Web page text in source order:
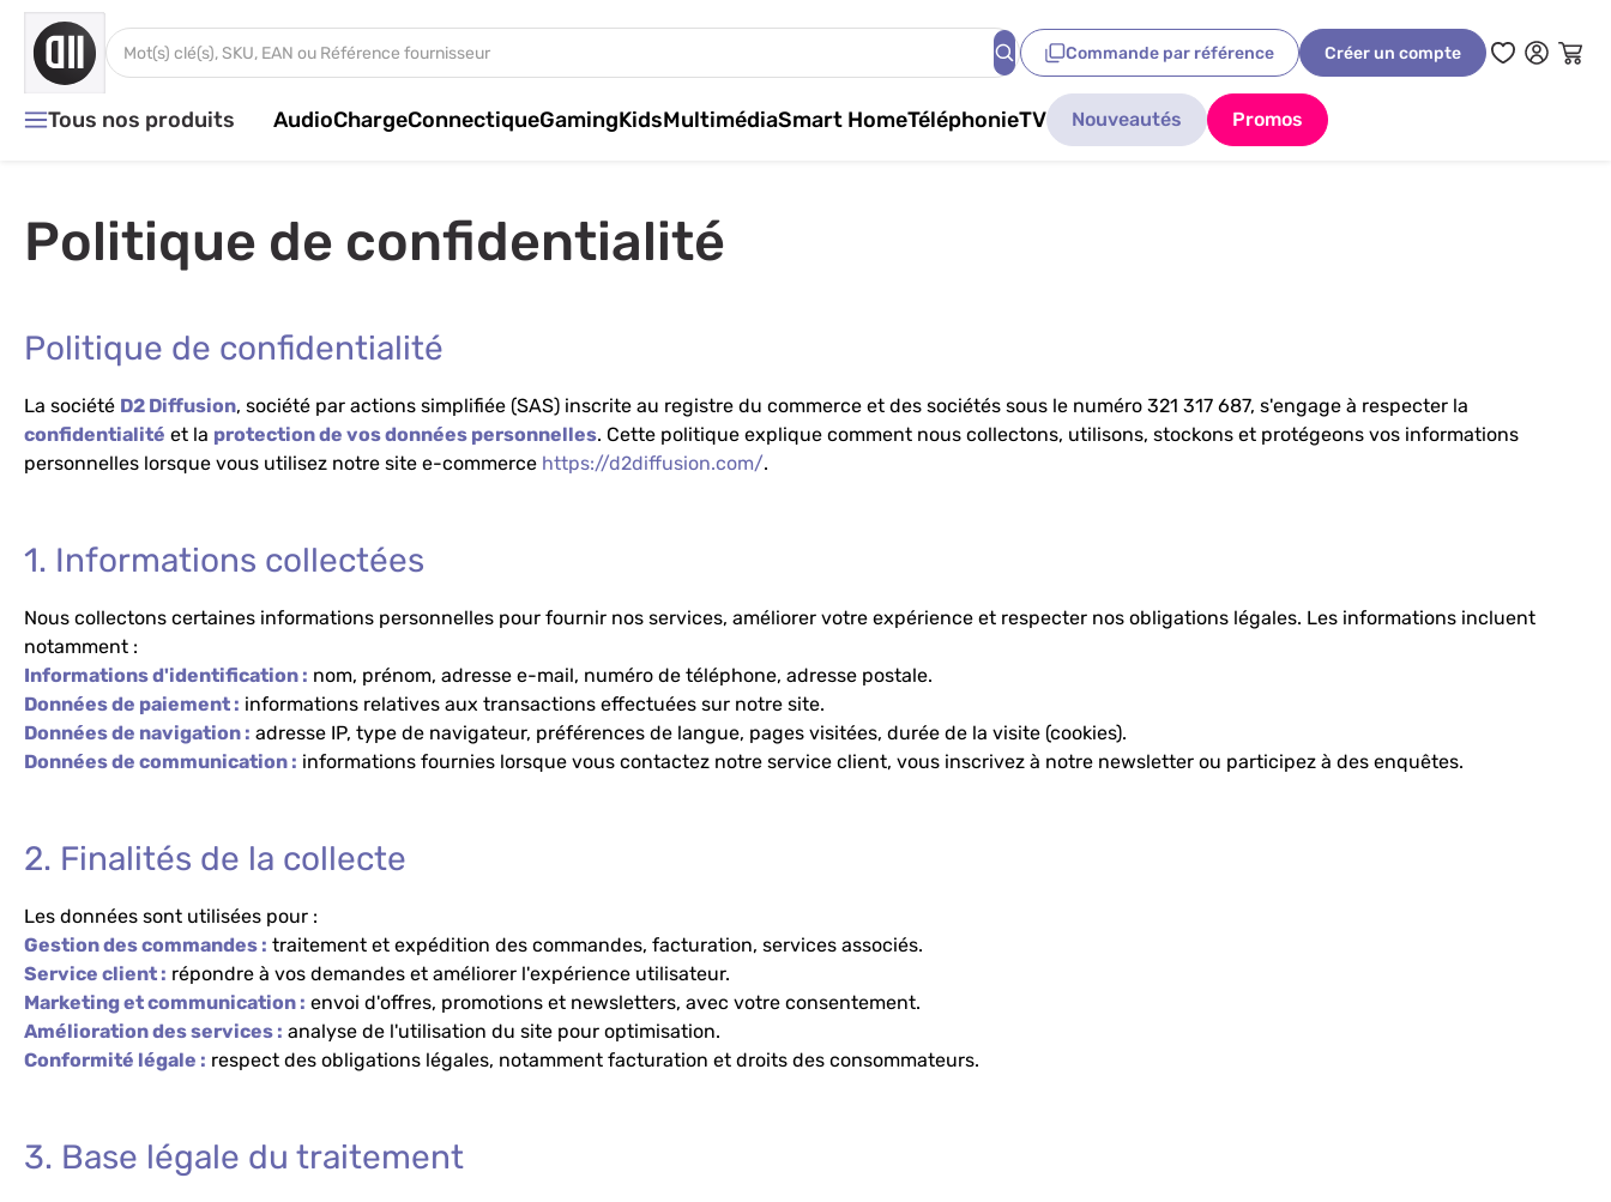
Aller au contenu
Rechercher dans tout le magasin...
Commande par référence Créer un compte
Tous nos produits AudioChargeConnectiqueGamingKidsMultimédiaSmart HomeTéléphonieTV Nouveautés Promos
Politique de confidentialité
Politique de confidentialité
La société D2 Diffusion, société par actions simplifiée (SAS) inscrite au registre du commerce et des sociétés sous le numéro 321 317 687, s'engage à respecter la
confidentialité et la protection de vos données personnelles. Cette politique explique comment nous collectons, utilisons, stockons et protégeons vos informations
personnelles lorsque vous utilisez notre site e-commerce https://d2diffusion.com/.
1. Informations collectées
Nous collectons certaines informations personnelles pour fournir nos services, améliorer votre expérience et respecter nos obligations légales. Les informations incluent
notamment :
Informations d'identification : nom, prénom, adresse e-mail, numéro de téléphone, adresse postale.
Données de paiement : informations relatives aux transactions effectuées sur notre site.
Données de navigation : adresse IP, type de navigateur, préférences de langue, pages visitées, durée de la visite (cookies).
Données de communication : informations fournies lorsque vous contactez notre service client, vous inscrivez à notre newsletter ou participez à des enquêtes.
2. Finalités de la collecte
Les données sont utilisées pour :
Gestion des commandes : traitement et expédition des commandes, facturation, services associés.
Service client : répondre à vos demandes et améliorer l'expérience utilisateur.
Marketing et communication : envoi d'offres, promotions et newsletters, avec votre consentement.
Amélioration des services : analyse de l'utilisation du site pour optimisation.
Conformité légale : respect des obligations légales, notamment facturation et droits des consommateurs.
3. Base légale du traitement